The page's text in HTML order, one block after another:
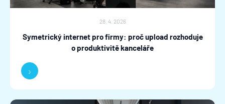
28. 4. 2026
Symetrický internet pro firmy: proč upload rozhoduje
o produktivitě kanceláře
›